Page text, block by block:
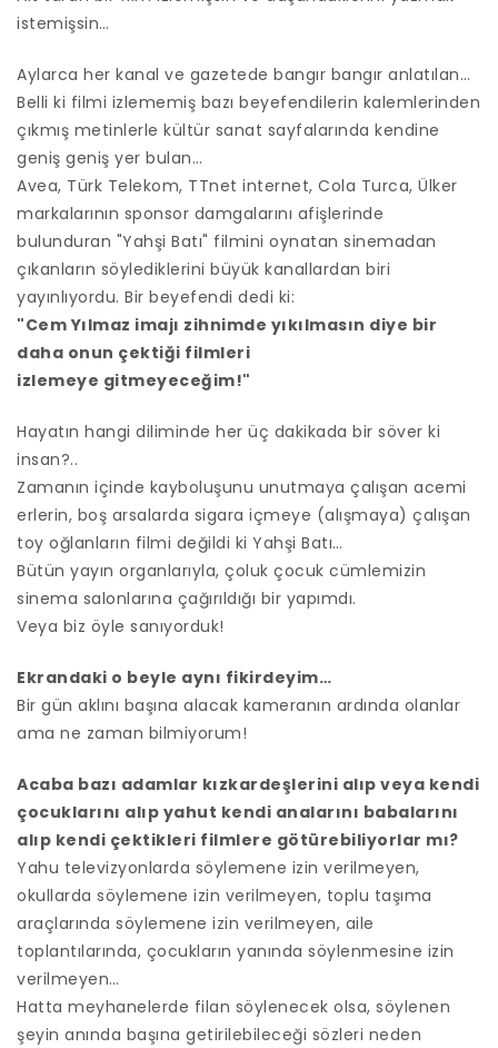
istemişsin…
Aylarca her kanal ve gazetede bangır bangır anlatılan…
Belli ki filmi izlememiş bazı beyefendilerin kalemlerinden
çıkmış metinlerle kültür sanat sayfalarında kendine
geniş geniş yer bulan…
Avea, Türk Telekom, TTnet internet, Cola Turca, Ülker
markalarının sponsor damgalarını afişlerinde
bulunduran "Yahşi Batı" filmini oynatan sinemadan
çıkanların söylediklerini büyük kanallardan biri
yayınlıyordu. Bir beyefendi dedi ki:
"Cem Yılmaz imajı zihnimde yıkılmasın diye bir
daha onun çektiği filmleri
izlemeye gitmeyeceğim!"
Hayatın hangi diliminde her üç dakikada bir söver ki
insan?..
Zamanın içinde kayboluşunu unutmaya çalışan acemi
erlerin, boş arsalarda sigara içmeye (alışmaya) çalışan
toy oğlanların filmi değildi ki Yahşi Batı…
Bütün yayın organlarıyla, çoluk çocuk cümlemizin
sinema salonlarına çağırıldığı bir yapımdı.
Veya biz öyle sanıyorduk!
Ekrandaki o beyle aynı fikirdeyim…
Bir gün aklını başına alacak kameranın ardında olanlar
ama ne zaman bilmiyorum!
Acaba bazı adamlar kızkardeşlerini alıp veya kendi
çocuklarını alıp yahut kendi analarını babalarını
alıp kendi çektikleri filmlere götürebiliyorlar mı?
Yahu televizyonlarda söylemene izin verilmeyen,
okullarda söylemene izin verilmeyen, toplu taşıma
araçlarında söylemene izin verilmeyen, aile
toplantılarında, çocukların yanında söylenmesine izin
verilmeyen…
Hatta meyhanelerde filan söylenecek olsa, söylenen
şeyin anında başına getirilebileceği sözleri neden